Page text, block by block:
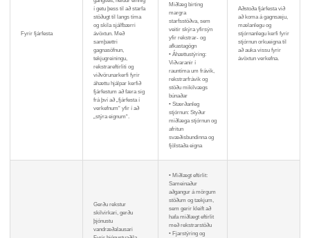
Fyrir fjárfesta
í getu þess til að starfa
stöðugt til langs tíma
og skila sjálfbærri
ávöxtun. Með
samþættri
gagnasöfnun,
tekjugreiningu,
rekstrareftirliti og
viðvörunarkerfi fyrir
áhættu hjálpar kerfið
fjárfestum að færa sig
frá því að „fjárfesta í
verkefnum“ yfir í að
„stýra eignum“.
Miðlæg birting
margra
starfsstöðva, sem
veitir skýra yfirsýn
yfir rekstrar- og
afkastagögn
• Áhættustýring:
Viðvaranir í
rauntíma um frávik,
rekstrarfrávik og
stöðu mikilvægs
búnaðar
• Stærðanleg
stjórnun: Styður
miðlæga stjórnun og
afritun
svæðisbundinna og
fjölstaða eigna
Aðstoða fjárfesta við
að koma á gagnsæju,
mælanlegu og
stjórnanlegu kerfi fyrir
stjórnun orkueigna til
að auka vissu fyrir
ávöxtun verkefna.
Gerðu rekstur
skilvirkari, gerðu
þjónustu
vandræðalausari
• Miðlægt eftirlit:
Sameinaður
aðgangur á mörgum
stöðum og tækjum,
sem gerir kleift að
hafa miðlægt eftirlit
með rekstrarstöðu
• Fjarstýring og